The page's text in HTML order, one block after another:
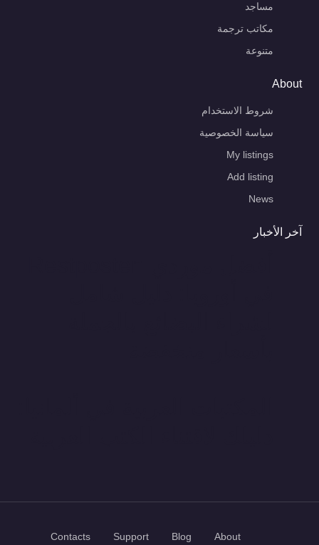
مساجد
مكاتب ترجمة
متنوعة
About
شروط الاستخدام
سياسة الخصوصية
My listings
Add listing
News
آخر الأخبار
About
Blog
Support
Contacts